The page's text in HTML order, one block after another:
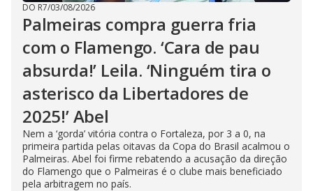
DO R7/03/08/2026
Palmeiras compra guerra fria
com o Flamengo. ‘Cara de pau
absurda!’ Leila. ‘Ninguém tira o
asterisco da Libertadores de
2025!’ Abel
Nem a ‘gorda’ vitória contra o Fortaleza, por 3 a 0, na
primeira partida pelas oitavas da Copa do Brasil acalmou o
Palmeiras. Abel foi firme rebatendo a acusação da direção
do Flamengo que o Palmeiras é o clube mais beneficiado
pela arbitragem no país.